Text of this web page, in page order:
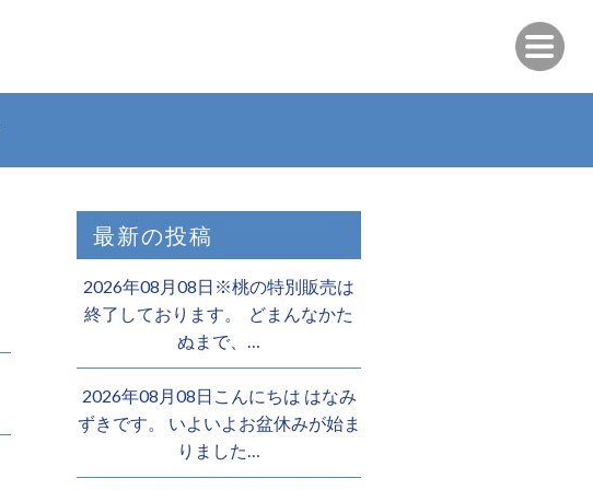
最新の投稿
2026年08月08日※桃の特別販売は
終了しております。 ️ どまんなかた
ぬまで、…
2026年08月08日こんにちは はなみ
ずきです。 いよいよお盆休みが始ま
りました…